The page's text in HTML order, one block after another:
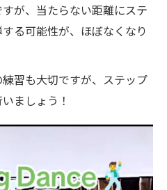
が、当たらない距離にステ
る可能性が、ほぼなくなり
習も大切ですが、ステップ
ましょう！